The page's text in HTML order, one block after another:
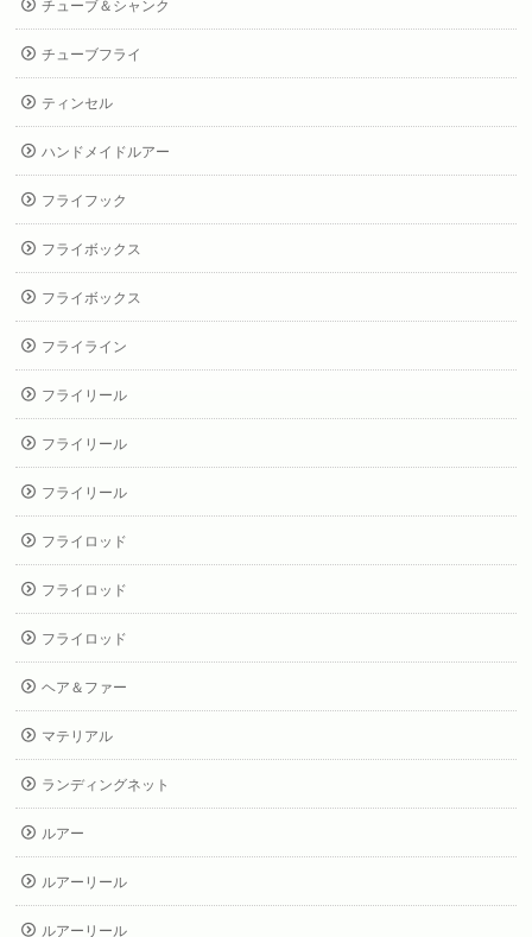
チューブ＆シャンク
チューブフライ
ティンセル
ハンドメイドルアー
フライフック
フライボックス
フライボックス
フライライン
フライリール
フライリール
フライリール
フライロッド
フライロッド
フライロッド
ヘア＆ファー
マテリアル
ランディングネット
ルアー
ルアーリール
ルアーリール